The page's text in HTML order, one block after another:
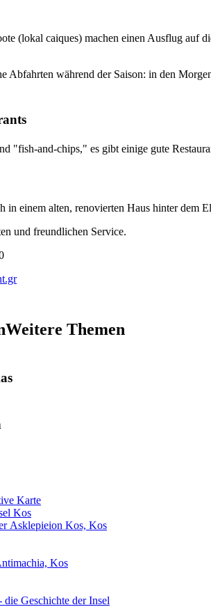
(lokal caiques) machen einen Ausflug auf
Abfahrten während der Saison: in den
"fish-and-chips," es gibt einige gute
in einem alten, renovierten Haus hinter dem
und freundlichen Service.
Weitere Themen
Karte
Kos
Asklepieion Kos, Kos
Kos
Geschichte der Insel